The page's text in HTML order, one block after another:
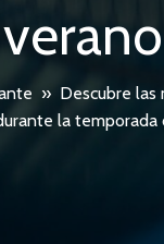
verano
» Descubre las
la temporada